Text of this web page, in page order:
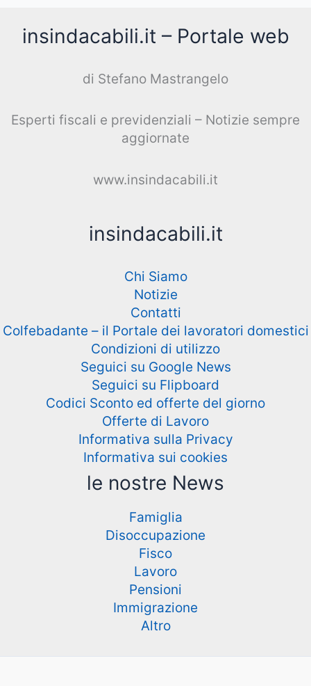
insindacabili.it – Portale web
di Stefano Mastrangelo
Esperti fiscali e previdenziali – Notizie sempre
aggiornate
www.insindacabili.it
insindacabili.it
Chi Siamo
Notizie
Contatti
Colfebadante – il Portale dei lavoratori domestici
Condizioni di utilizzo
Seguici su Google News
Seguici su Flipboard
Codici Sconto ed offerte del giorno
Offerte di Lavoro
Informativa sulla Privacy
Informativa sui cookies
le nostre News
Famiglia
Disoccupazione
Fisco
Lavoro
Pensioni
Immigrazione
Altro